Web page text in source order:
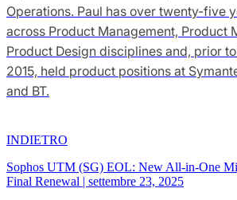
Operations. Paul has over twenty-five
across Product Management, Product
Product Design disciplines and, prior
2015, held product positions at
and BT.
INDIETRO
Sophos UTM (SG) EOL: New All-in-One
Final Renewal | settembre 23, 2025